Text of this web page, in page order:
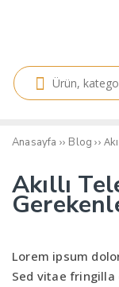
Anasayfa ›› Blog ››
Akıllı
Lorem ipsum
Sed vitae fringilla